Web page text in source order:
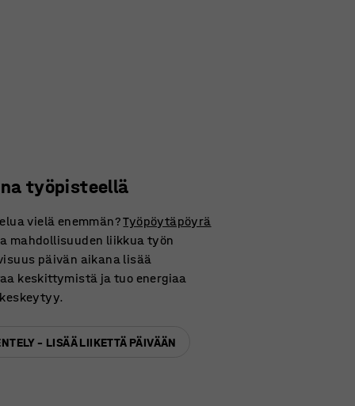
työpisteellä
vielä enemmän?Työpöytäpöyrä
mahdollisuuden liikkua työn
päivän aikana lisää
keskittymistä ja tuo energiaa
– LISÄÄ LIIKETTÄ PÄIVÄÄN